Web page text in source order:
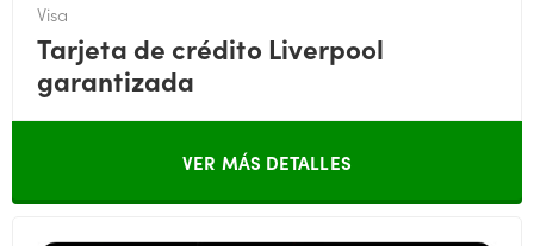
Visa
Tarjeta de crédito Liverpool
garantizada
VER MÁS DETALLES